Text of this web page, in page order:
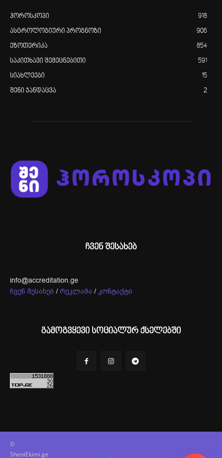
ჰოროსკოპი 918
ასტროლოგიური პროგნოზი 906
ეზოთერიკა 854
საკითხავი შემეცნებითი 591
სიახლეები 15
შენი ჯანდაცვა 2
ჩვენ შესახებ
info@accreditation.ge
ჩვენ შესახებ / რეკლამა / კონტაქტი
გამოგვყევი სოციალურ ქსელებში
©
SheniEkimi.ge